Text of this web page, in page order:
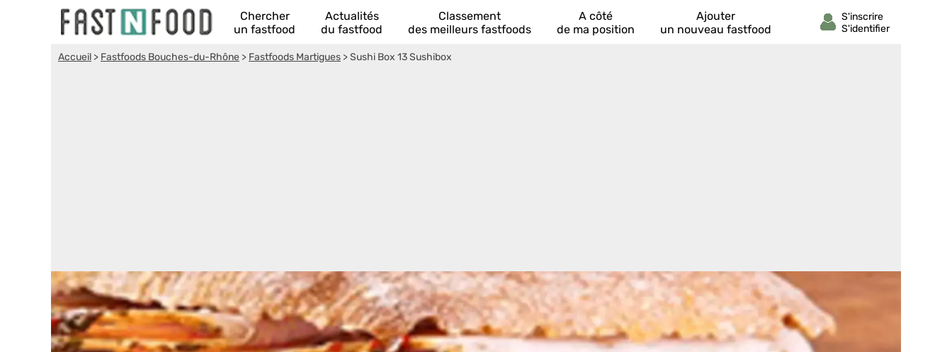
Chercher
un fastfood
Actualités
du fastfood
Classement
des meilleurs fastfoods
A côté
de ma position
Ajouter
un nouveau fastfood
Accueil > Fastfoods Bouches-du-Rhône > Fastfoods Martigues >Sushi Box 13 Sushibox